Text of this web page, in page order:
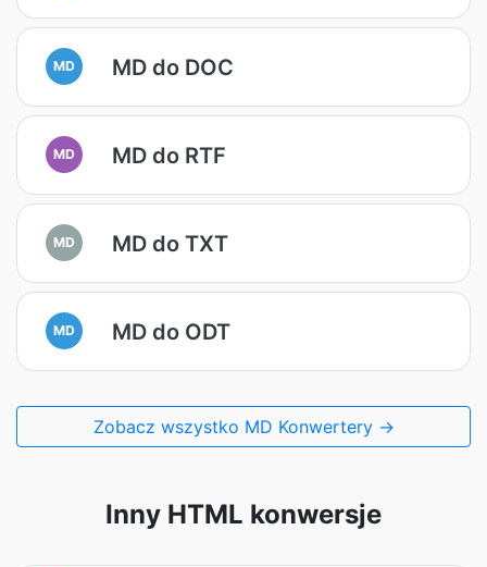
MD MD do DOC
MD MD do RTF
MD MD do TXT
MD MD do ODT
Zobacz wszystko MD Konwertery →
Inny HTML konwersje